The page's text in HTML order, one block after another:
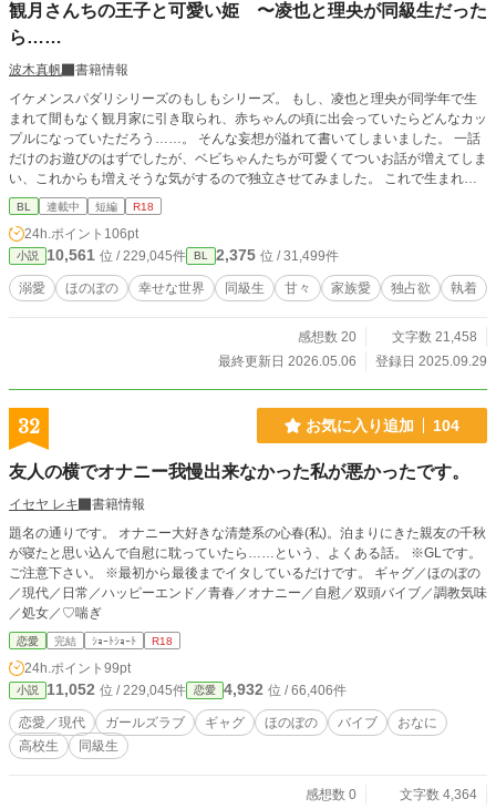
観月さんちの王子と可愛い姫 〜凌也と理央が同級生だった
ら……
波木真帆
書籍情報
イケメンスパダリシリーズのもしもシリーズ。 もし、凌也と理央が同学年で生
まれて間もなく観月家に引き取られ、赤ちゃんの頃に出会っていたらどんなカッ
プルになっていただろう……。 そんな妄想が溢れて書いてしまいました。 一話
だけのお遊びのはずでしたが、ベビちゃんたちが可愛くてついお話が増えてしま
い、これからも増えそうな気がするので独立させてみました。 これで生まれた
てじゃなく幼稚園や小学生時代の二人の様子も書けるかな〜なんて目論んでいま
す。 本編シリーズがR18のため、こちらも念の為つけています。 こちらにR18
のお話を投稿するのは成長してからになりますのでしばらくはありません。 本
編をご存知の方に向けての完全お遊びですので、本編を未読の方はぜひ本編も合
わせてご覧いただければ嬉しいです。
BL 連載中 短編 R18
24h.ポイント 106pt
小説 10,561 位 / 229,045件 BL 2,375 位 / 31,499件
溺愛 ほのぼの 幸せな世界 同級生 甘々 家族愛 独占欲 執着
感想数 20
文字数 21,458
最終更新日 2026.05.06
登録日 2025.09.29
32 お気に入り追加 104
友人の横でオナニー我慢出来なかった私が悪かったです。
イセヤ レキ
書籍情報
題名の通りです。 オナニー大好きな清楚系の心春(私)。泊まりにきた親友の千秋
が寝たと思い込んで自慰に耽っていたら……という、よくある話。 ※GLです。
ご注意下さい。 ※最初から最後までイタしているだけです。 ギャグ／ほのぼの
／現代／日常／ハッピーエンド／青春／オナニー／自慰／双頭バイブ／調教気味
／処女／♡喘ぎ
恋愛 完結 ｼｮｰﾄｼｮｰﾄ R18
24h.ポイント 99pt
小説 11,052 位 / 229,045件 恋愛 4,932 位 / 66,406件
恋愛／現代 ガールズラブ ギャグ ほのぼの バイブ
おなに
高校生
同級生
感想数 0 文字数 4,364